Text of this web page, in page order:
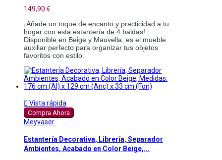
149,90 €
¡Añade un toque de encanto y practicidad a tu
hogar con esta estantería de 4 baldas!
Disponible en Beige y Mauvella, es el mueble
auxiliar perfecto para organizar tus objetos
favoritos con estilo.
 Vista rápida
Compra Ahora
Meyvaser
Estantería Decorativa, Librería, Separador
Ambientes, Acabado en Color Beige,...